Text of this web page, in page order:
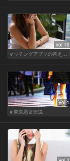
Vol.10
Vol.1
＃東京悪女伝説